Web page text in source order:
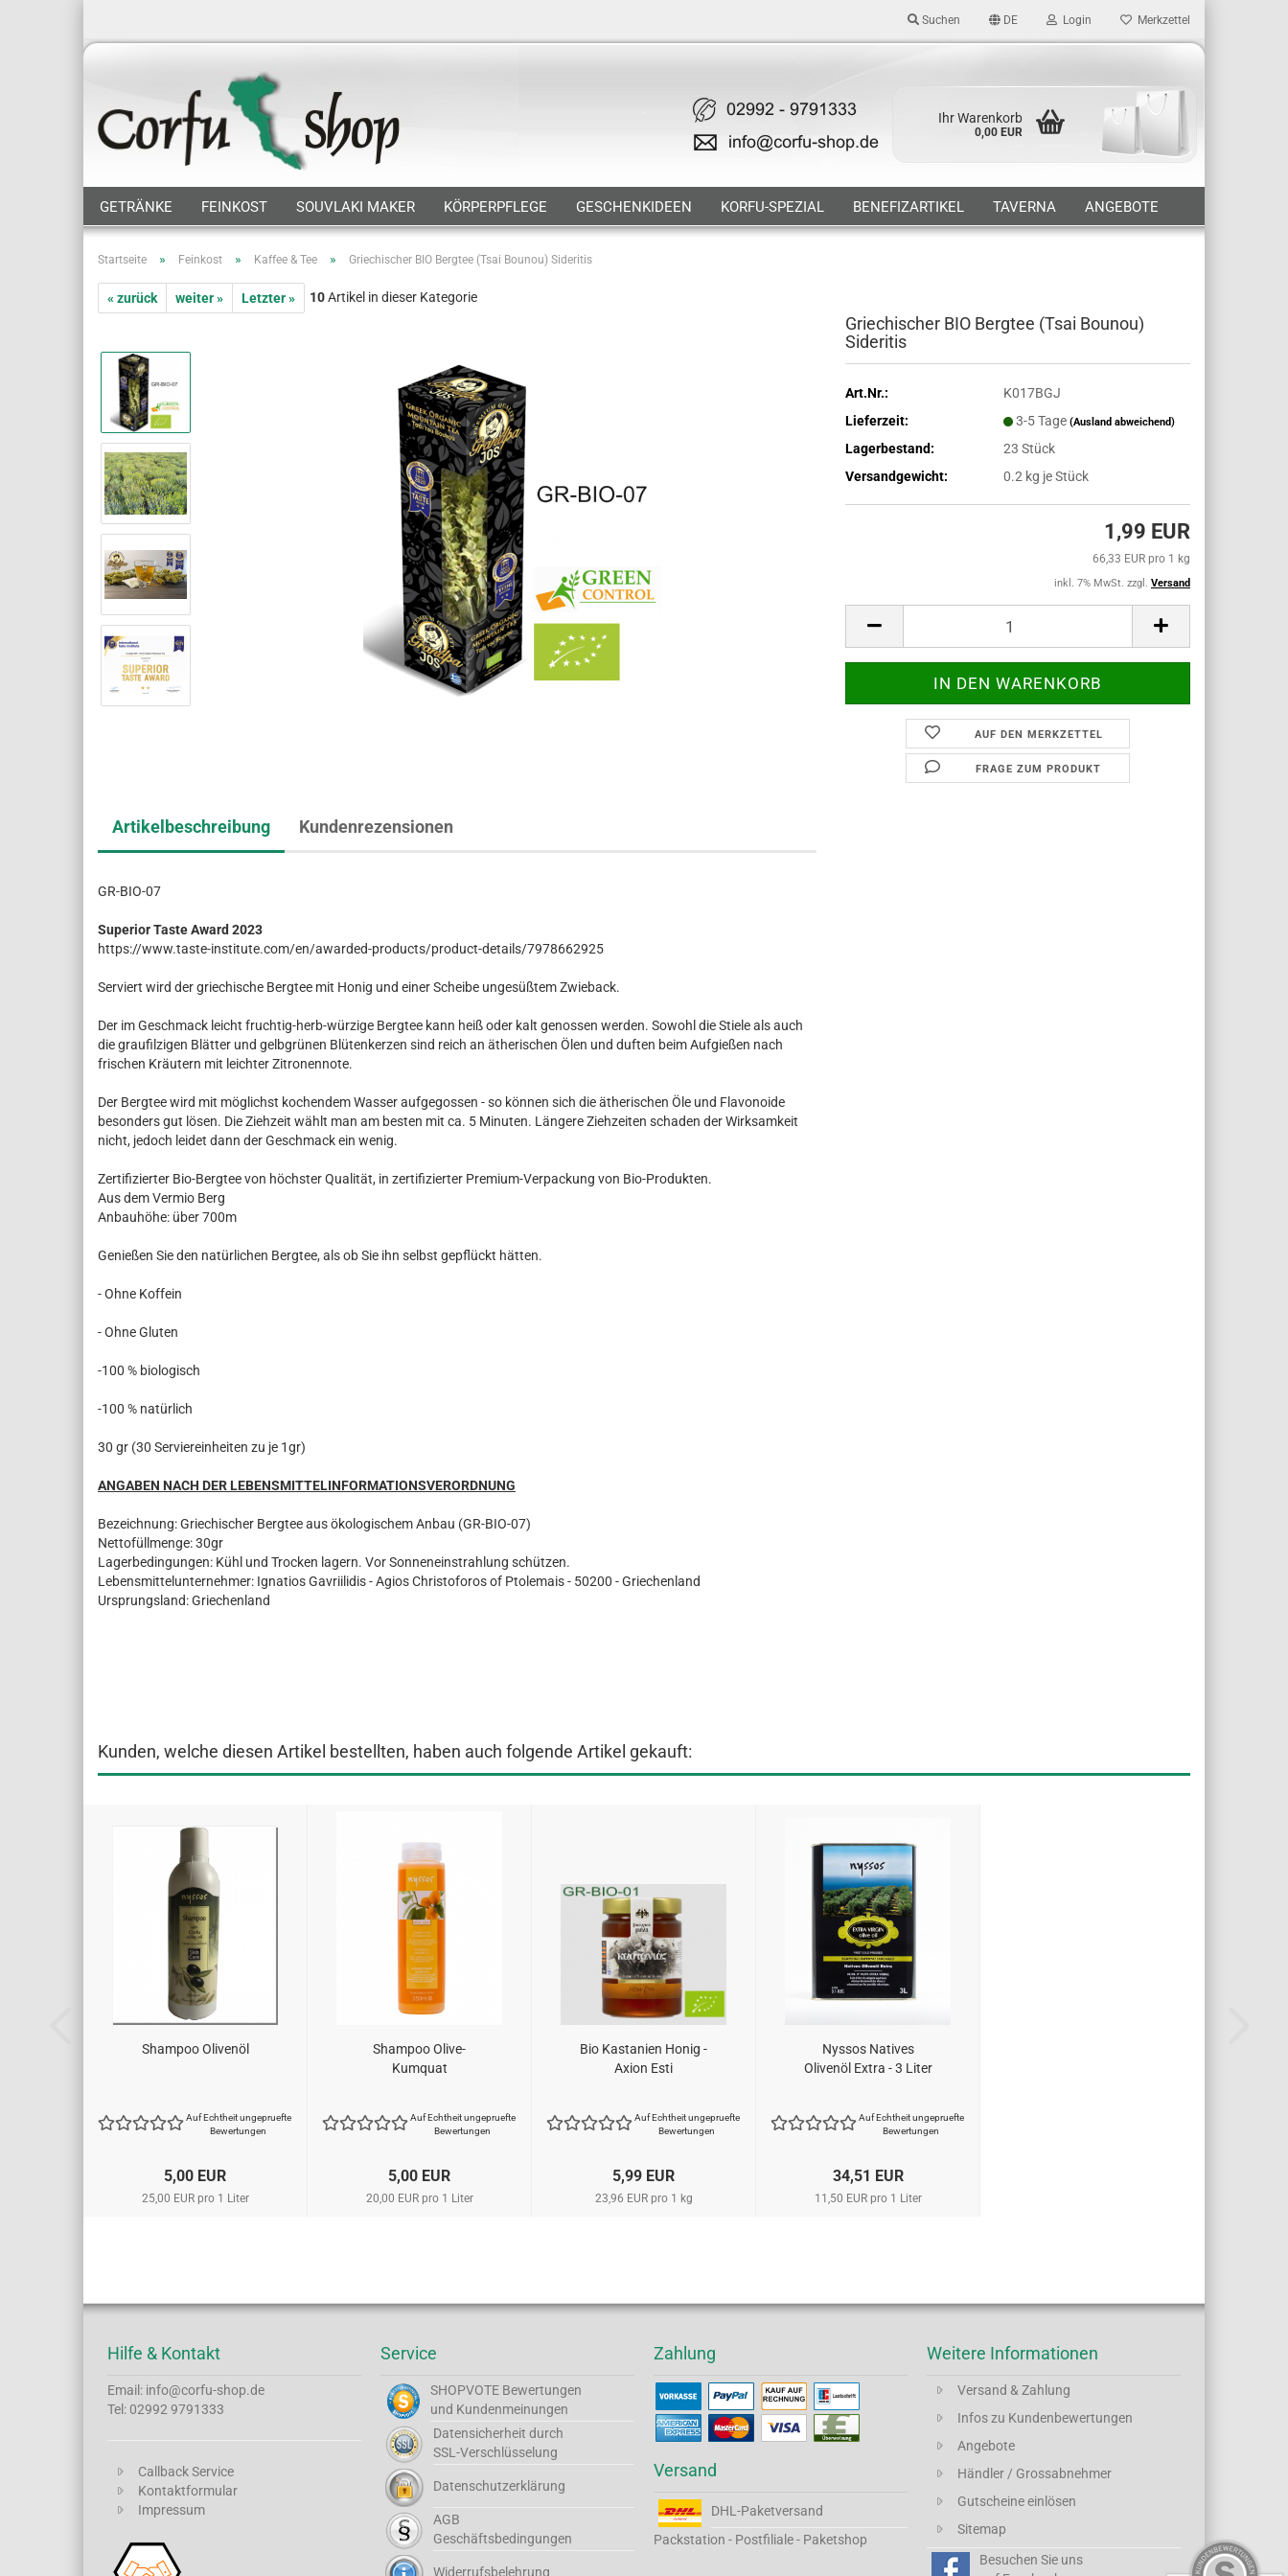
Suchen DE Login Merkzettel
Ihr Warenkorb
0,00 EUR
GETRÄNKE FEINKOST SOUVLAKI MAKER KÖRPERPFLEGE GESCHENKIDEEN KORFU-SPEZIAL BENEFIZARTIKEL TAVERNA ANGEBOTE
Startseite » Feinkost » Kaffee & Tee » Griechischer BIO Bergtee (Tsai Bounou) Sideritis
« zurück weiter » Letzter » 10Artikel in dieser Kategorie
Griechischer BIO Bergtee (Tsai Bounou)
Sideritis
Art.Nr.:
K017BGJ
Lieferzeit:
3-5 Tage (Ausland abweichend)
Lagerbestand: 23 Stück
Versandgewicht:
0.2 kg je Stück
1,99 EUR
66,33 EUR pro 1 kg
inkl. 7% MwSt. zzgl. Versand
AUF DEN MERKZETTEL
FRAGE ZUM PRODUKT
Artikelbeschreibung Kundenrezensionen
GR-BIO-07
Superior Taste Award 2023
https://www.taste-institute.com/en/awarded-products/product-details/7978662925
Serviert wird der griechische Bergtee mit Honig und einer Scheibe ungesüßtem Zwieback.
Der im Geschmack leicht fruchtig-herb-würzige Bergtee kann heiß oder kalt genossen werden. Sowohl die Stiele als auch
die graufilzigen Blätter und gelbgrünen Blütenkerzen sind reich an ätherischen Ölen und duften beim Aufgießen nach
frischen Kräutern mit leichter Zitronennote.
Der Bergtee wird mit möglichst kochendem Wasser aufgegossen - so können sich die ätherischen Öle und Flavonoide
besonders gut lösen. Die Ziehzeit wählt man am besten mit ca. 5 Minuten. Längere Ziehzeiten schaden der Wirksamkeit
nicht, jedoch leidet dann der Geschmack ein wenig.
Zertifizierter Bio-Bergtee von höchster Qualität, in zertifizierter Premium-Verpackung von Bio-Produkten.
Aus dem Vermio Berg
Anbauhöhe: über 700m
Genießen Sie den natürlichen Bergtee, als ob Sie ihn selbst gepflückt hätten.
- Ohne Koffein
- Ohne Gluten
-100 % biologisch
-100 % natürlich
30 gr (30 Serviereinheiten zu je 1gr)
ANGABEN NACH DER LEBENSMITTELINFORMATIONSVERORDNUNG
Bezeichnung: Griechischer Bergtee aus ökologischem Anbau (GR-BIO-07)
Nettofüllmenge: 30gr
Lagerbedingungen: Kühl und Trocken lagern. Vor Sonneneinstrahlung schützen.
Lebensmittelunternehmer: Ignatios Gavriilidis - Agios Christoforos of Ptolemais - 50200 - Griechenland
Ursprungsland: Griechenland
Kunden, welche diesen Artikel bestellten, haben auch folgende Artikel gekauft:
Shampoo Olivenöl
Auf Echtheit ungepruefte
Bewertungen
5,00 EUR
25,00 EUR pro 1 Liter
Shampoo Olive-
Kumquat
Auf Echtheit ungepruefte
Bewertungen
5,00 EUR
20,00 EUR pro 1 Liter
Bio Kastanien Honig -
Axion Esti
Auf Echtheit ungepruefte
Bewertungen
5,99 EUR
23,96 EUR pro 1 kg
Nyssos Natives
Olivenöl Extra - 3 Liter
Auf Echtheit ungepruefte
Bewertungen
34,51 EUR
11,50 EUR pro 1 Liter
Hilfe & Kontakt
Email: info@corfu-shop.de
Tel: 02992 9791333
Callback Service
Kontaktformular
Impressum
Service
SHOPVOTE Bewertungen
und Kundenmeinungen
Datensicherheit durch
SSL-Verschlüsselung
Datenschutzerklärung
AGB
Geschäftsbedingungen
Widerrufsbelehrung
Zahlung
Versand
DHL-Paketversand
Packstation - Postfiliale - Paketshop
Weitere Informationen
Versand & Zahlung
Infos zu Kundenbewertungen
Angebote
Händler / Grossabnehmer
Gutscheine einlösen
Sitemap
Besuchen Sie uns